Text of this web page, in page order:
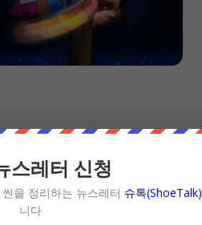
커렐라
스레터 신청
을 정리하는 뉴스레터 슈톡(ShoeTalk)
니다